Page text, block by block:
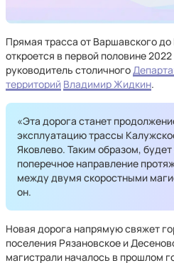
Прямая трасса от Варшавского
откроется в первой половине
руководитель столичного
территорий Владимир Жидкин.
«Эта дорога станет
эксплуатацию трассы
Яковлево. Таким образом,
поперечное направление
между двумя скоростными
он.
Новая дорога напрямую свяжет
поселения Рязановское и
магистрали началось в прошлом